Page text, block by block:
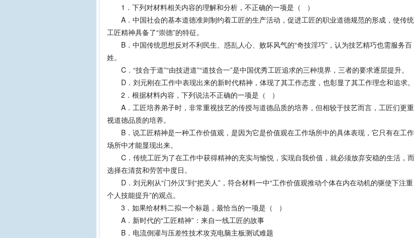
1．下列对材料相关内容的理解和分析，不正确的一项是（ ）
A．中国社会的基本道德准则制约着工匠的生产活动，促进工匠的职业道德规范的形成，使传统
工匠精神具备了“崇德”的特征。
B．中国传统思想反对不利民生、惑乱人心、败坏风气的“奇技淫巧”，认为技艺精巧也需服务百
姓。
C．“技合于道”“由技进道”“道技合一”是中国优秀工匠追求的三种境界，三者的要求逐层提升。
D．刘元刚在工作中表现出来的新时代精神，体现了其工作态度，也彰显了其工作理念和追求。
2．根据材料内容，下列说法不正确的一项是（ ）
A．工匠培养弟子时，非常重视技艺的传授与道德品质的培养，但相较于技艺而言，工匠们更重
视道德品质的培养。
B．说工匠精神是一种工作价值观，是因为它是价值观在工作场所中的具体表现，它只有在工作
场所中才能显现出来。
C．传统工匠为了在工作中获得精神的充实与愉悦，实现自我价值，就必须放弃安稳的生活，而
选择在清贫和劳苦中度日。
D．刘元刚从“门外汉”到“把关人”，符合材料一中“工作价值观推动个体在内在动机的驱使下注重
个人技能提升”的观点。
3．如果给材料二拟一个标题，最恰当的一项是（ ）
A．新时代的“工匠精神”：来自一线工匠的故事
B．电流倒灌与压差性技术攻克电脑主板测试难题